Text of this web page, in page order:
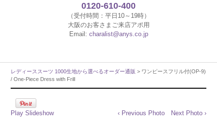
0120-610-400
（受付時間：平日10～19時）
大阪のお客さまご来店アポ用
Email: charalist@anys.co.jp
レディーススーツ 1000生地から選べるオーダー通販 > ワンピースフリル付(OP-9)
/ One-Piece Dress with Frill
Play Slideshow ‹ Previous Photo Next Photo ›